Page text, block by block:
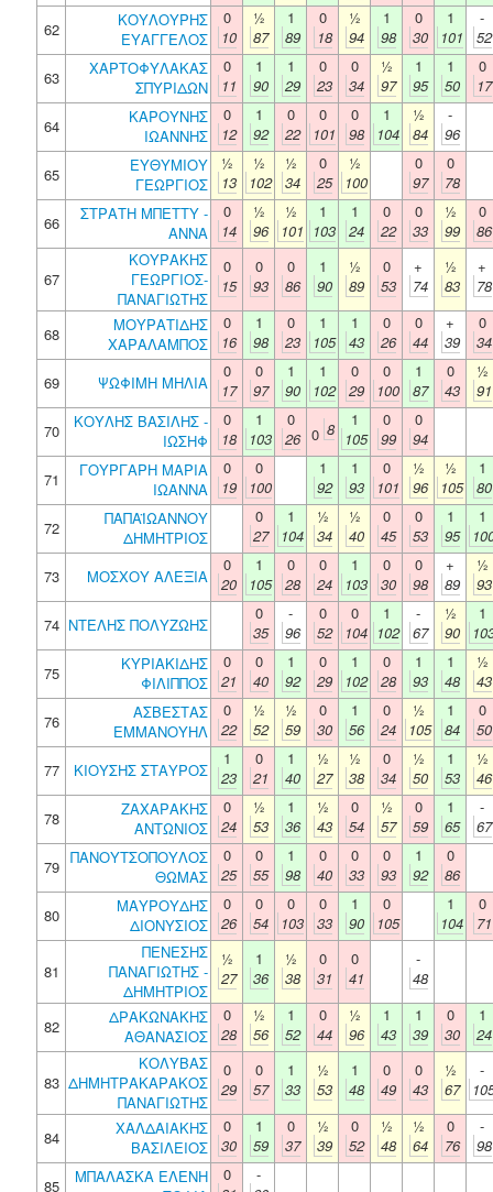
62
ΚΟΥΛΟΥΡΗΣ
ΕΥΑΓΓΕΛΟΣ
0
10
½
87
1
89
0
18
½
94
1
98
0
30
1
101
-
52
63
ΧΑΡΤΟΦΥΛΑΚΑΣ
ΣΠΥΡΙΔΩΝ
0
11
1
90
1
29
0
23
0
34
½
97
1
95
1
50
0
17
64
ΚΑΡΟΥΝΗΣ
ΙΩΑΝΝΗΣ
0
12
1
92
0
22
0
101
0
98
1
104
½
84
-
96
65
ΕΥΘΥΜΙΟΥ
ΓΕΩΡΓΙΟΣ
½
13
½
102
½
34
0
25
½
100
0
97
0
78
66
ΣΤΡΑΤΗ ΜΠΕΤΤΥ -
ΑΝΝΑ
0
14
½
96
½
101
1
103
1
24
0
22
0
33
½
99
0
86
67
ΚΟΥΡΑΚΗΣ
ΓΕΩΡΓΙΟΣ-
ΠΑΝΑΓΙΩΤΗΣ
0
15
0
93
0
86
1
90
½
89
0
53
+
74
½
83
+
78
68
ΜΟΥΡΑΤΙΔΗΣ
ΧΑΡΑΛΑΜΠΟΣ
0
16
1
98
0
23
1
105
1
43
0
26
0
44
+
39
0
34
69
ΨΩΦΙΜΗ ΜΗΛΙΑ
0
17
0
97
1
90
1
102
0
29
0
100
1
87
0
43
½
91
70
ΚΟΥΛΗΣ ΒΑΣΙΛΗΣ -
ΙΩΣΗΦ
0
18
1
103
0
26 0 8
1
105
0
99
0
94
71
ΓΟΥΡΓΑΡΗ ΜΑΡΙΑ
ΙΩΑΝΝΑ
0
19
0
100
1
92
1
93
0
101
½
96
½
105
1
80
72
ΠΑΠΑΪΩΑΝΝΟΥ
ΔΗΜΗΤΡΙΟΣ
0
27
1
104
½
34
½
40
0
45
0
53
1
95
1
73
ΜΟΣΧΟΥ ΑΛΕΞΙΑ
0
20
1
105
0
28
0
24
1
103
0
30
0
98
+
89
½
93
74 ΝΤΕΛΗΣ ΠΟΛΥΖΩΗΣ
0
35
-
96
0
52
0
104
1
102
-
67
½
90
1
75
ΚΥΡΙΑΚΙΔΗΣ
ΦΙΛΙΠΠΟΣ
0
21
0
40
1
92
0
29
1
102
0
28
1
93
1
48
½
43
76
ΑΣΒΕΣΤΑΣ
ΕΜΜΑΝΟΥΗΛ
0
22
½
52
½
59
0
30
1
56
0
24
½
105
1
84
0
50
77
ΚΙΟΥΣΗΣ ΣΤΑΥΡΟΣ
1
23
0
21
1
40
½
27
½
38
0
34
½
50
1
53
½
46
78
ΖΑΧΑΡΑΚΗΣ
ΑΝΤΩΝΙΟΣ
0
24
½
53
1
36
½
43
0
54
½
57
0
59
1
65
-
67
79 ΠΑΝΟΥΤΣΟΠΟΥΛΟΣ
ΘΩΜΑΣ
0
25
0
55
1
98
0
40
0
33
0
93
1
92
0
86
80
ΜΑΥΡΟΥΔΗΣ
ΔΙΟΝΥΣΙΟΣ
0
26
0
54
0
103
0
33
1
90
0
105
1
104
0
71
81
ΠΕΝΕΣΗΣ
ΠΑΝΑΓΙΩΤΗΣ -
ΔΗΜΗΤΡΙΟΣ
½
27
1
36
½
38
0
31
0
41
-
48
82
ΔΡΑΚΩΝΑΚΗΣ
ΑΘΑΝΑΣΙΟΣ
0
28
½
56
1
52
0
44
½
96
1
43
1
39
0
30
1
24
83
ΚΟΛΥΒΑΣ
ΔΗΜΗΤΡΑΚΑΡΑΚΟΣ
ΠΑΝΑΓΙΩΤΗΣ
0
29
0
57
1
33
½
53
1
48
0
49
0
43
½
67
-
84
ΧΑΛΔΑΙΑΚΗΣ
ΒΑΣΙΛΕΙΟΣ
0
30
1
59
0
37
½
39
0
52
½
48
½
64
0
76
-
98
85
ΜΠΑΛΑΣΚΑ ΕΛΕΝΗ
0
-